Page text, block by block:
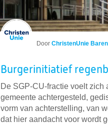
Door ChristenUnie
Burgerinitiatief
De SGP-CU-fractie voelt
gemeente achtergesteld,
vorm van achterstelling, van
dat hier aandacht voor wordt